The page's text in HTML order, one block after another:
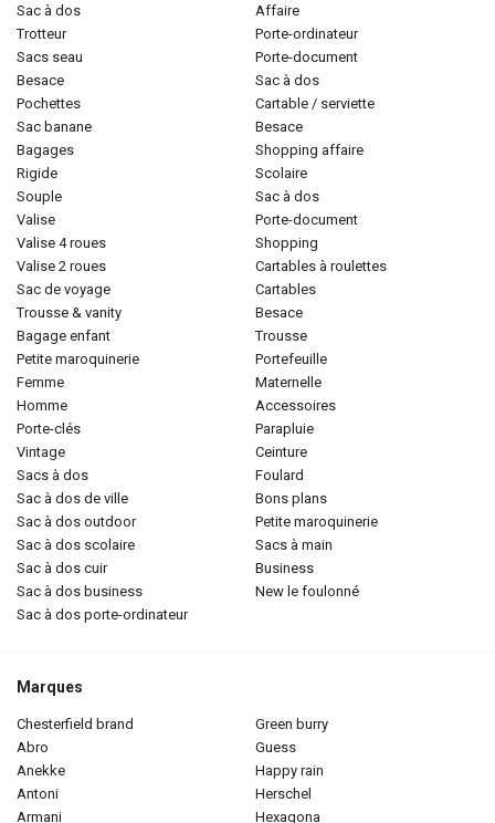
sac à dos
trotteur
sacs seau
besace
pochettes
sac banane
bagages
rigide
souple
valise
valise 4 roues
valise 2 roues
sac de voyage
trousse & vanity
bagage enfant
petite maroquinerie
femme
homme
porte-clés
vintage
sacs à dos
sac à dos de ville
sac à dos outdoor
sac à dos scolaire
sac à dos cuir
sac à dos business
sac à dos porte-ordinateur
affaire
porte-ordinateur
porte-document
sac à dos
cartable / serviette
besace
shopping affaire
scolaire
sac à dos
porte-document
shopping
cartables à roulettes
cartables
besace
trousse
portefeuille
maternelle
accessoires
parapluie
ceinture
foulard
bons plans
petite maroquinerie
sacs à main
business
new le foulonné
Marques
chesterfield brand
abro
anekke
antoni
armani
green burry
guess
happy rain
herschel
hexagona